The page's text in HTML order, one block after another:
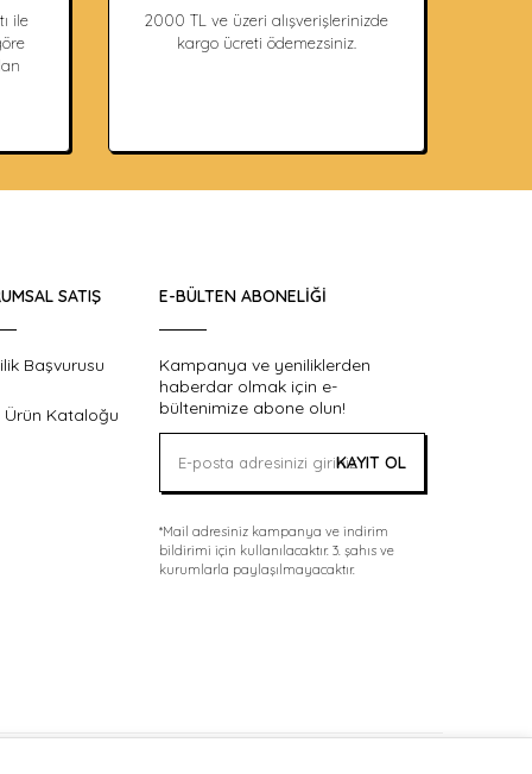
ile
2000 TL ve üzeri alışverişlerinizde
kargo ücreti ödemezsiniz.
SATIŞ
Başvurusu
Ürün Kataloğu
E-BÜLTEN ABONELIĞI
Kampanya ve yeniliklerden
haberdar olmak için e-
bültenimize abone olun!
KAYIT OL
*Mail adresiniz kampanya ve indirim
bildirimi için kullanılacaktır. 3. şahıs ve
kurumlarla paylaşılmayacaktır.